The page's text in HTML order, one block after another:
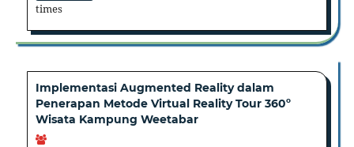
times
Implementasi Augmented Reality dalam
Penerapan Metode Virtual Reality Tour 360º
Wisata Kampung Weetabar